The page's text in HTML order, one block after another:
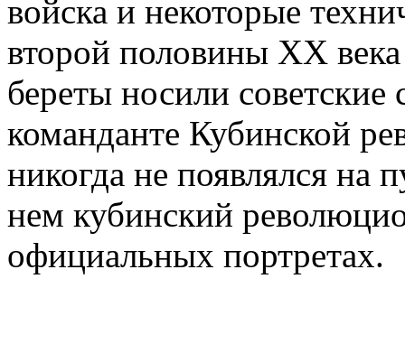
войска и некоторые
второй половины XX
береты носили
команданте Кубинской
никогда не появлялся на
нем кубинский
официальных портретах.